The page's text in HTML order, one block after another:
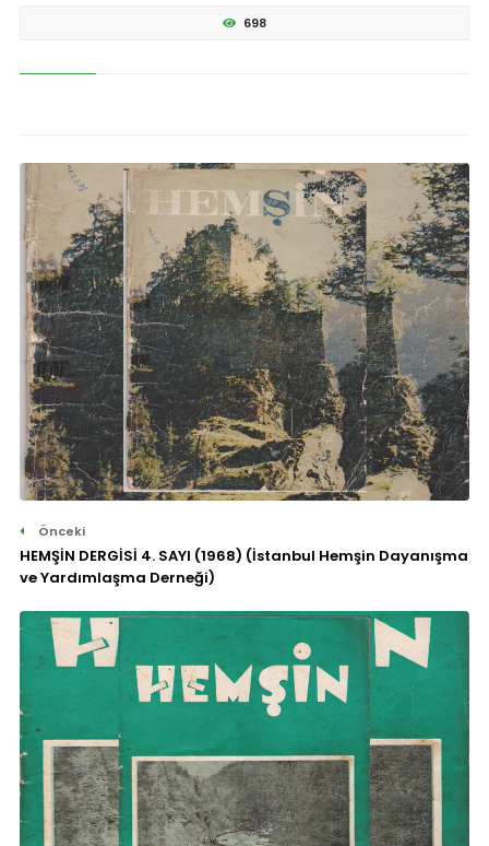
698
Önceki
HEMŞİN DERGİSİ 4. SAYI (1968) (İstanbul Hemşin Dayanışma
ve Yardımlaşma Derneği)